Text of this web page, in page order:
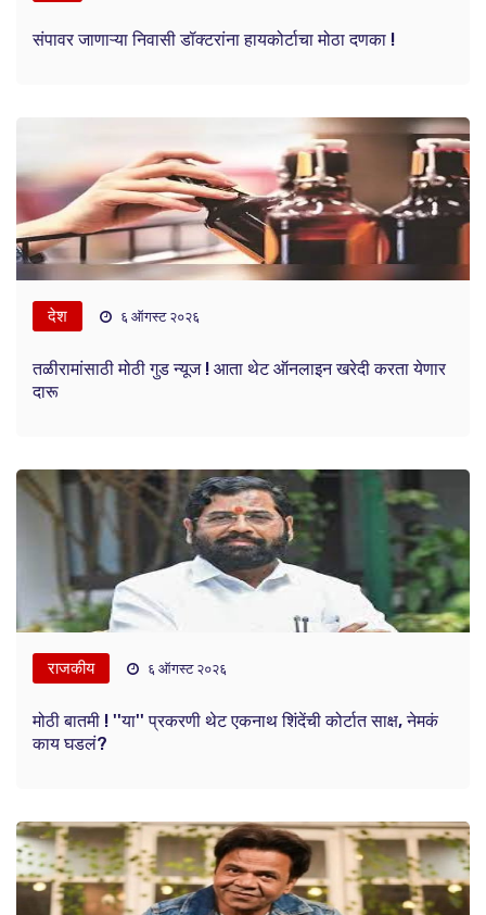
संपावर जाणाऱ्या निवासी डॉक्टरांना हायकोर्टाचा मोठा दणका !
देश ६ ऑगस्ट २०२६
तळीरामांसाठी मोठी गुड न्यूज ! आता थेट ऑनलाइन खरेदी करता येणार
दारू
राजकीय ६ ऑगस्ट २०२६
मोठी बातमी ! ''या'' प्रकरणी थेट एकनाथ शिंदेंची कोर्टात साक्ष, नेमकं
काय घडलं?